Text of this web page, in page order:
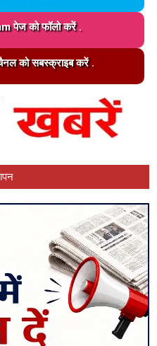
पेज को फॉलो करें .
को सबस्क्राइब करें .